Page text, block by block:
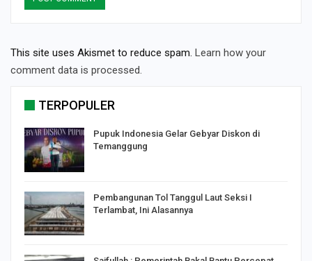
This site uses Akismet to reduce spam. Learn how your
comment data is processed.
TERPOPULER
Pupuk Indonesia Gelar Gebyar Diskon di
Temanggung
Pembangunan Tol Tanggul Laut Seksi I
Terlambat, Ini Alasannya